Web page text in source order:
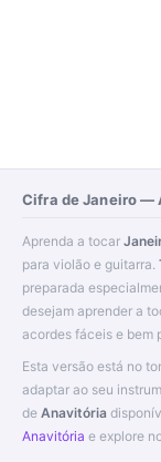
Cifra de Janeiro —
Aprenda a tocar
para violão e guitarra.
preparada
desejam aprender a tocar esta música de forma rápida e prática, com
acordes fáceis e bem
Esta versão está no
adaptar ao seu
de Anavitória
Anavitória e explore